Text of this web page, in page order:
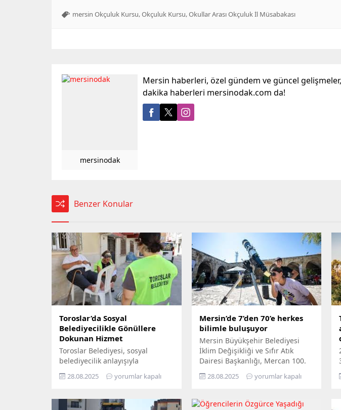
mersin Okçuluk Kursu,Okçuluk Kursu,Okullar Arası Okçuluk İl Müsabakası
mersinodak
Mersin haberleri, özel gündem ve güncel
dakika haberleri mersinodak.com da!
Benzer Konular
Toroslar’da Sosyal
Belediyecilikle Gönüllere
Dokunan Hizmet
Toroslar Belediyesi, sosyal
belediyecilik anlayışıyla
vatandaşların gönüllerine
dokunmaya devam ediyor. İlçede
özel gereksinimli bireyler ile gazi
28.08.2025 yorumlar kapalı
Mersin’de 7’den 70’e herkes
bilimle buluşuyor
Mersin Büyükşehir Belediyesi
İklim Değişikliği ve Sıfır Atık
Dairesi Başkanlığı, Mercan 100.
Yıl İklim ve Çevre Bilim Merkezi’ni
ziyaret edemeyenler için bilimi
‘Gökyüzü Hepimizin, Bilim Her
28.08.2025 yorumlar kapalı